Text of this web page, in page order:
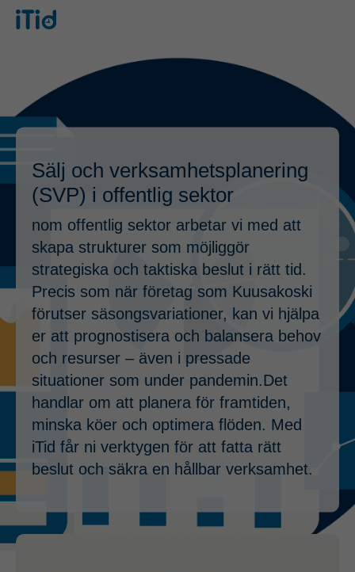
Sälj och verksamhetsplanering
(SVP) i offentlig sektor
nom offentlig sektor arbetar vi med att
skapa strukturer som möjliggör
strategiska och taktiska beslut i rätt tid.
Precis som när företag som Kuusakoski
förutser säsongsvariationer, kan vi hjälpa
er att prognostisera och balansera behov
och resurser – även i pressade
situationer som under pandemin.Det
handlar om att planera för framtiden,
minska köer och optimera flöden. Med
iTid får ni verktygen för att fatta rätt
beslut och säkra en hållbar verksamhet.